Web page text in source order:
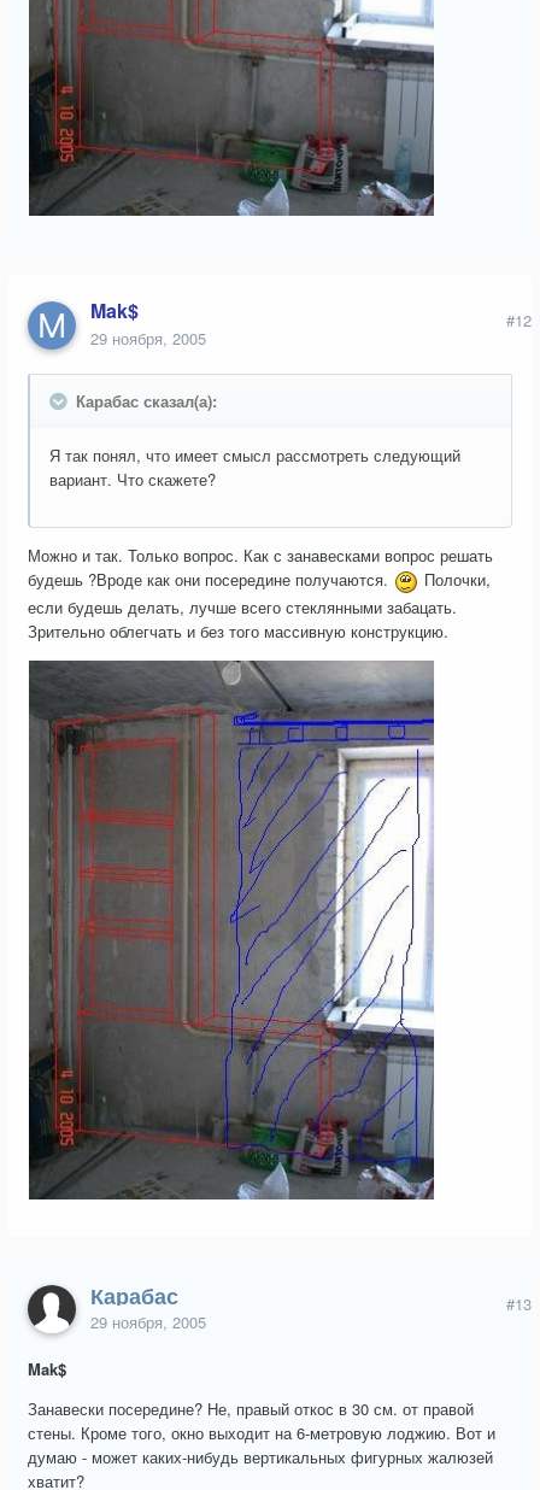
Mak$
29 ноября, 2005
#12
Карабас сказал(а):
Я так понял, что имеет смысл рассмотреть следующий
вариант. Что скажете?
Можно и так. Только вопрос. Как с занавесками вопрос решать
будешь ?Вроде как они посередине получаются.
Полочки,
если будешь делать, лучше всего стеклянными забацать.
Зрительно облегчать и без того массивную конструкцию.
Карабас
29 ноября, 2005
#13
Mak$
Занавески посередине? Не, правый откос в 30 см. от правой
стены. Кроме того, окно выходит на 6-метровую лоджию. Вот и
думаю - может каких-нибудь вертикальных фигурных жалюзей
хватит?